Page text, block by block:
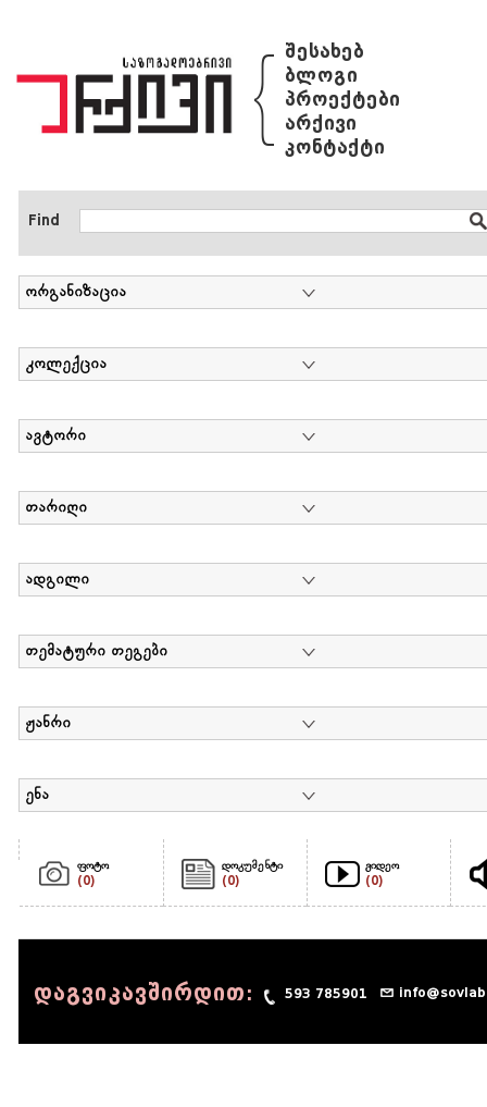
{ შესახებ
ბლოგი
პროექტები
არქივი
კონტაქტი
Find
ორგანიზაცია
კოლექცია
ავტორი
თარიღი
ადგილი
თემატური თეგები
ჟანრი
ენა
ფოტო
(0)
დოკუმენტი
(0)
ვიდეო
(0)
დაგვიკავშირდით: 593 785901